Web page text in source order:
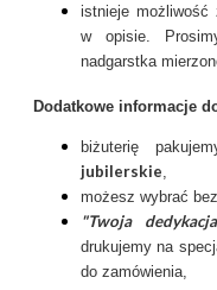
istnieje możliwość
w opisie.
nadgarstka
Dodatkowe informacje
biżuterię
jubilerskie,
możesz wybrać
"Twoja
drukujemy na
do zamówienia,